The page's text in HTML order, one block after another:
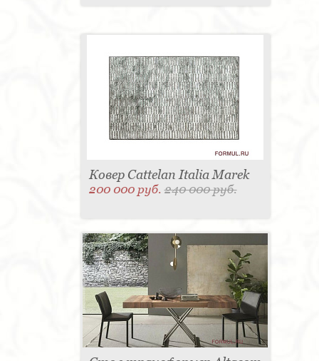
Ковер Cattelan Italia Marek
200 000 руб.240 000 руб.